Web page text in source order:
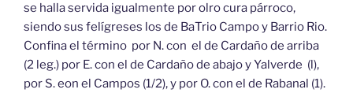
se halla servida igualmente por olro cura párroco,
siendo sus felígreses los de BaTrio Campo y Barrio Rio.
Confina el término por N. con el de Cardaño de arriba
(2 leg.) por E. con el de Cardaño de abajo y Yalverde (l),
por S. eon el Campos (1/2), y por O. con el de Rabanal (1).